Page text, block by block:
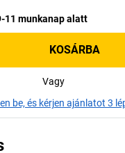
11 munkanap alatt
KOSÁRBA
Vagy
be, és kérjen ajánlatot 3